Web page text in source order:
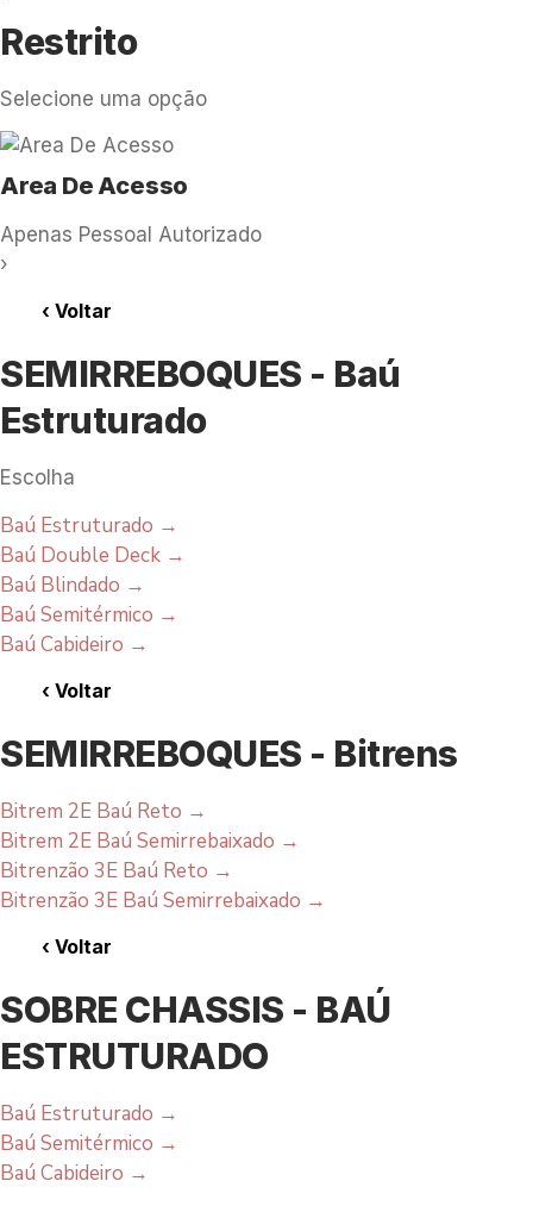
Restrito
Selecione uma opção
Area De Acesso
Apenas Pessoal Autorizado
›
‹ Voltar
SEMIRREBOQUES - Baú
Estruturado
Escolha
Baú Estruturado →
Baú Double Deck →
Baú Blindado →
Baú Semitérmico →
Baú Cabideiro →
‹ Voltar
SEMIRREBOQUES - Bitrens
Bitrem 2E Baú Reto →
Bitrem 2E Baú Semirrebaixado →
Bitrenzão 3E Baú Reto →
Bitrenzão 3E Baú Semirrebaixado →
‹ Voltar
SOBRE CHASSIS - BAÚ
ESTRUTURADO
Baú Estruturado →
Baú Semitérmico →
Baú Cabideiro →